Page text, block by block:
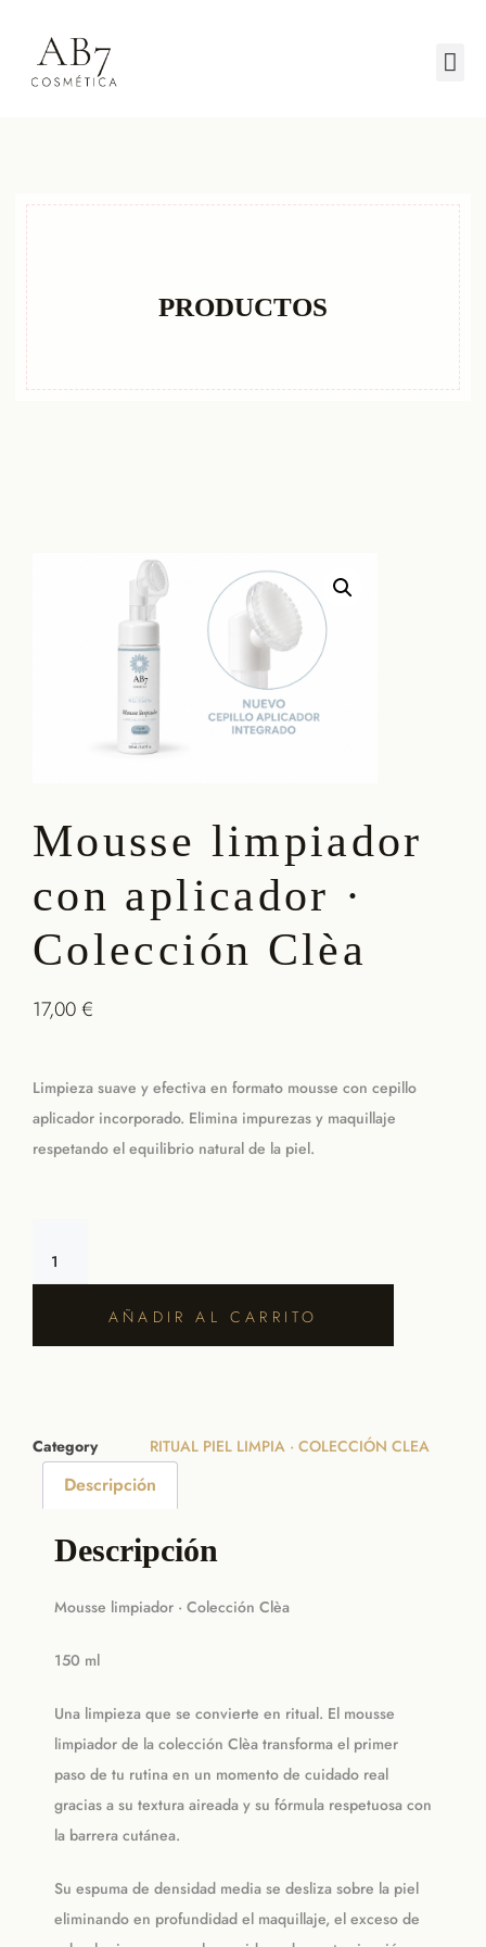
PRODUCTOS
Mousse limpiador
con aplicador ·
Colección Clèa
17,00€
Limpieza suave y efectiva en formato mousse con cepillo
aplicador incorporado. Elimina impurezas y maquillaje
respetando el equilibrio natural de la piel.
AÑADIR AL CARRITO
Category RITUAL PIEL LIMPIA · COLECCIÓN CLEA
Descripción
Descripción
Mousse limpiador · Colección Clèa
150 ml
Una limpieza que se convierte en ritual. El mousse
limpiador de la colección Clèa transforma el primer
paso de tu rutina en un momento de cuidado real
gracias a su textura aireada y su fórmula respetuosa con
la barrera cutánea.
Su espuma de densidad media se desliza sobre la piel
eliminando en profundidad el maquillaje, el exceso de